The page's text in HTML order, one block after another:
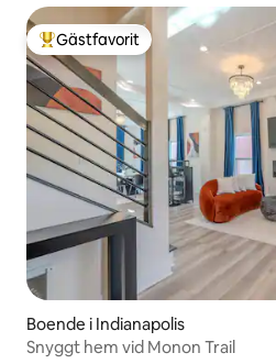
Populär gästfavorit
Gästfavorit
Boende i Indianapolis
Snyggt hem vid Monon Trail